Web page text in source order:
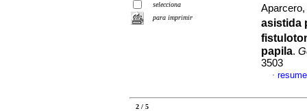
selecciona
para imprimir
asistida
papila.
3503
·
2 / 5